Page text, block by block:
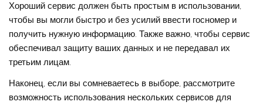
Хороший сервис должен быть простым в использовании,
чтобы вы могли быстро и без усилий ввести госномер и
получить нужную информацию. Также важно, чтобы сервис
обеспечивал защиту ваших данных и не передавал их
третьим лицам.
Наконец, если вы сомневаетесь в выборе, рассмотрите
возможность использования нескольких сервисов для